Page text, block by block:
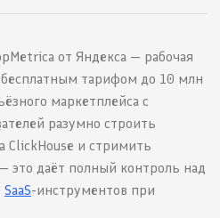
от Яндекса — рабочая
тарифом до 10 млн
маркетплейса с
разумно строить
ClickHouse и стримить
это даёт полный контроль над
SaaS-инструментов при